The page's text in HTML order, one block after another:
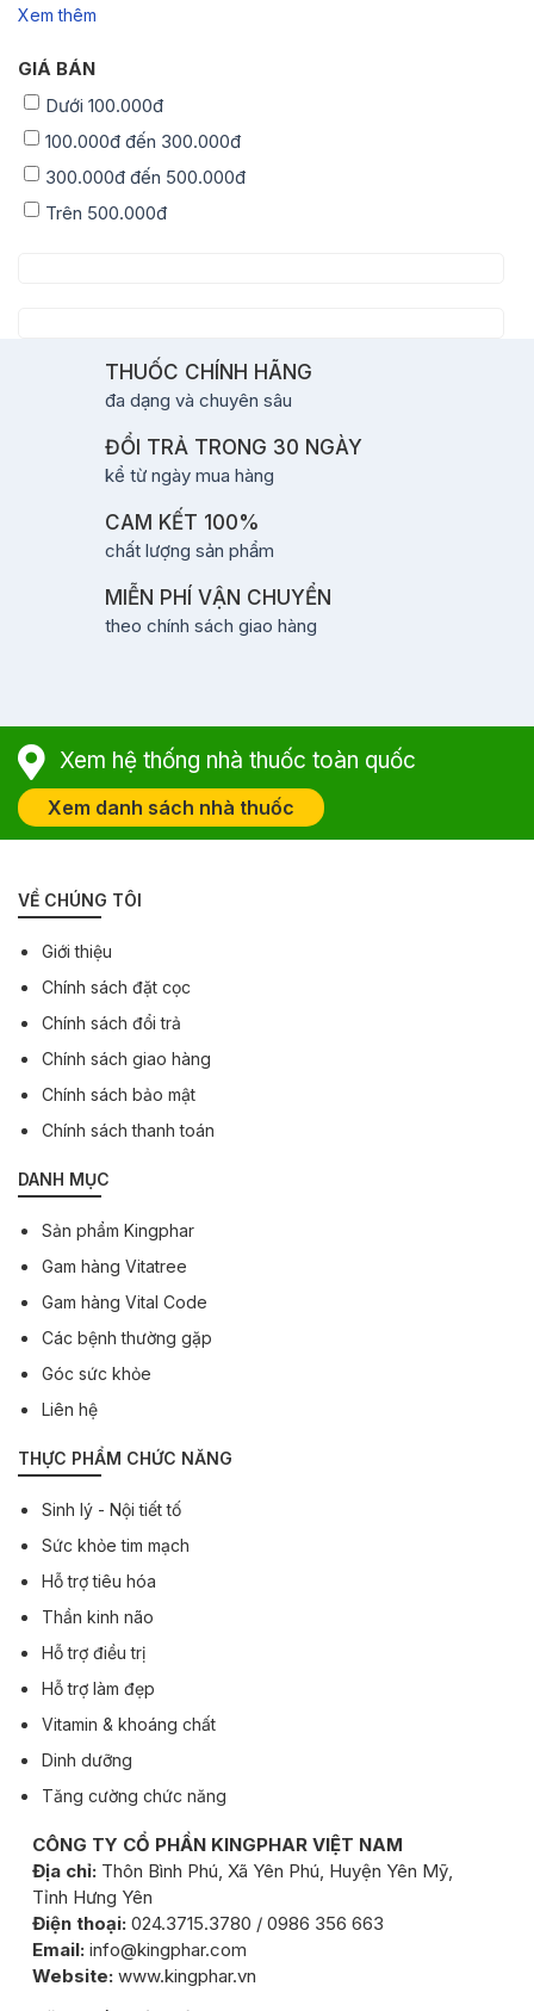
Xem thêm
GIÁ BÁN
Dưới 100.000đ
100.000đ đến 300.000đ
300.000đ đến 500.000đ
Trên 500.000đ
THUỐC CHÍNH HÃNG
đa dạng và chuyên sâu
ĐỔI TRẢ TRONG 30 NGÀY
kể từ ngày mua hàng
CAM KẾT 100%
chất lượng sản phẩm
MIỄN PHÍ VẬN CHUYỂN
theo chính sách giao hàng
Xem hệ thống nhà thuốc toàn quốc
Xem danh sách nhà thuốc
VỀ CHÚNG TÔI
Giới thiệu
Chính sách đặt cọc
Chính sách đổi trả
Chính sách giao hàng
Chính sách bảo mật
Chính sách thanh toán
DANH MỤC
Sản phẩm Kingphar
Gam hàng Vitatree
Gam hàng Vital Code
Các bệnh thường gặp
Góc sức khỏe
Liên hệ
THỰC PHẨM CHỨC NĂNG
Sinh lý - Nội tiết tố
Sức khỏe tim mạch
Hỗ trợ tiêu hóa
Thần kinh não
Hỗ trợ điều trị
Hỗ trợ làm đẹp
Vitamin & khoáng chất
Dinh dưỡng
Tăng cường chức năng
CÔNG TY CỔ PHẦN KINGPHAR VIỆT NAM
Địa chỉ: Thôn Bình Phú, Xã Yên Phú, Huyện Yên Mỹ,
Tỉnh Hưng Yên
Điện thoại: 024.3715.3780 / 0986 356 663
Email: info@kingphar.com
Website: www.kingphar.vn